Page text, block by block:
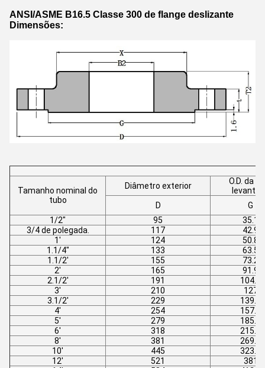
ANSI/ASME B16.5 Classe 300 de flange deslizante
Dimensões:
Tamanho nominal do
tubo
Diâmetro exterior
O.D. da
D
G
1/2"
95
35.1
3/4 de polegada.
117
42.9
1'
124
50.8
1.1/4"
133
63.5
1.1/2'
155
73.2
2'
165
91.9
2.1/2'
191
104.6
3'
210
127
3.1/2'
229
139.7
4'
254
157.2
5'
279
185.7
6'
318
215.9
8'
381
269.7
10'
445
323.9
12'
521
381